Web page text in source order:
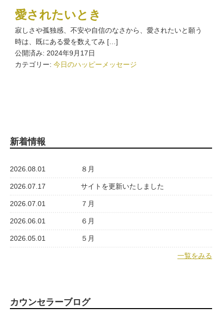
愛されたいとき
寂しさや孤独感、不安や自信のなさから、愛されたいと願う
時は、既にある愛を数えてみ […]
公開済み: 2024年9月17日
カテゴリー: 今日のハッピーメッセージ
新着情報
2026.08.01 ８月
2026.07.17 サイトを更新いたしました
2026.07.01 ７月
2026.06.01 ６月
2026.05.01 ５月
一覧をみる
カウンセラーブログ